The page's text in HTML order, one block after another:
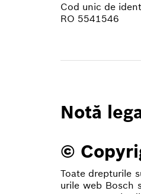
Cod unic de
RO 5541546
Notă
©
Toate drepturile
urile web Bosch